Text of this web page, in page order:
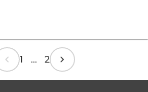
chevron_left 1 ... 2 chevron_right